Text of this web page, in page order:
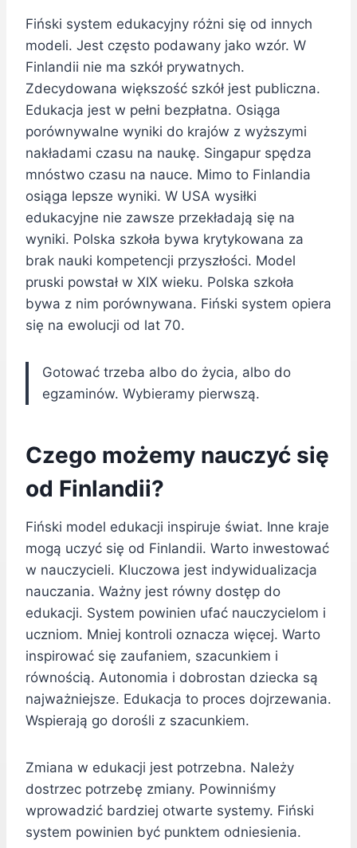
Fiński system edukacyjny różni się od innych
modeli. Jest często podawany jako wzór. W
Finlandii nie ma szkół prywatnych.
Zdecydowana większość szkół jest publiczna.
Edukacja jest w pełni bezpłatna. Osiąga
porównywalne wyniki do krajów z wyższymi
nakładami czasu na naukę. Singapur spędza
mnóstwo czasu na nauce. Mimo to Finlandia
osiąga lepsze wyniki. W USA wysiłki
edukacyjne nie zawsze przekładają się na
wyniki. Polska szkoła bywa krytykowana za
brak nauki kompetencji przyszłości. Model
pruski powstał w XIX wieku. Polska szkoła
bywa z nim porównywana. Fiński system opiera
się na ewolucji od lat 70.
Gotować trzeba albo do życia, albo do
egzaminów. Wybieramy pierwszą.
Czego możemy nauczyć się
od Finlandii?
Fiński model edukacji inspiruje świat. Inne kraje
mogą uczyć się od Finlandii. Warto inwestować
w nauczycieli. Kluczowa jest indywidualizacja
nauczania. Ważny jest równy dostęp do
edukacji. System powinien ufać nauczycielom i
uczniom. Mniej kontroli oznacza więcej. Warto
inspirować się zaufaniem, szacunkiem i
równością. Autonomia i dobrostan dziecka są
najważniejsze. Edukacja to proces dojrzewania.
Wspierają go dorośli z szacunkiem.
Zmiana w edukacji jest potrzebna. Należy
dostrzec potrzebę zmiany. Powinniśmy
wprowadzić bardziej otwarte systemy. Fiński
system powinien być punktem odniesienia.